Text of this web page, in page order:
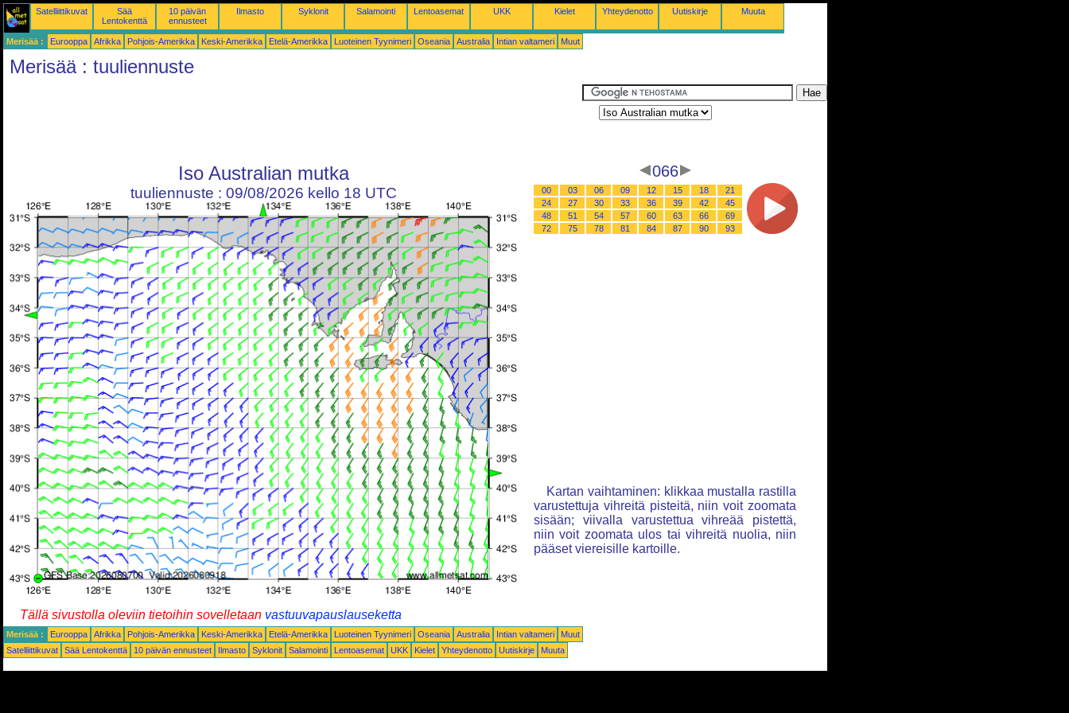
Satelliittikuvat
Sää
Lentokenttä
10 päivän
ennusteet
Ilmasto Syklonit Salamointi Lentoasemat UKK Kielet Yhteydenotto Uutiskirje Muuta
Merisää : Eurooppa Afrikka Pohjois-Amerikka Keski-Amerikka Etelä-Amerikka Luoteinen Tyynimeri Oseania Australia Intian valtameri Muut
Merisää : tuuliennuste
Iso Australian mutka
tuuliennuste : 09/08/2026 kello 18 UTC
066
00 03 06 09 12 15 18
21
24
27 30 33 36 39 42
45
48
51 54 57 60 63 66
69
72
75 78 81 84 87 90 93
Kartan vaihtaminen: klikkaa mustalla rastilla
varustettuja vihreitä pisteitä, niin voit zoomata
sisään; viivalla varustettua vihreää pistettä,
niin voit zoomata ulos tai vihreitä nuolia, niin
pääset viereisille kartoille.
Tällä sivustolla oleviin tietoihin sovelletaan vastuuvapauslauseketta
Merisää : Eurooppa Afrikka Pohjois-Amerikka Keski-Amerikka Etelä-Amerikka Luoteinen Tyynimeri Oseania Australia Intian valtameri
Muut
Satelliittikuvat
Sää Lentokenttä 10 päivän ennusteet Ilmasto Syklonit Salamointi Lentoasemat UKK Kielet Yhteydenotto Uutiskirje Muuta